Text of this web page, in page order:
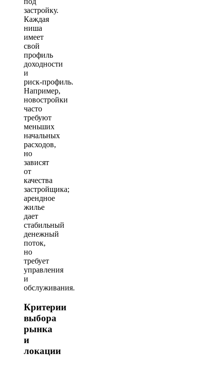
застройку.
Каждая
ниша
имеет
свой
профиль
доходности
и
риск‑профиль.
Например,
новостройки
часто
требуют
меньших
начальных
расходов,
но
зависят
от
качества
застройщика;
арендное
жилье
дает
стабильный
денежный
поток,
но
требует
управления
и
обслуживания.
Критерии
выбора
рынка
и
локации